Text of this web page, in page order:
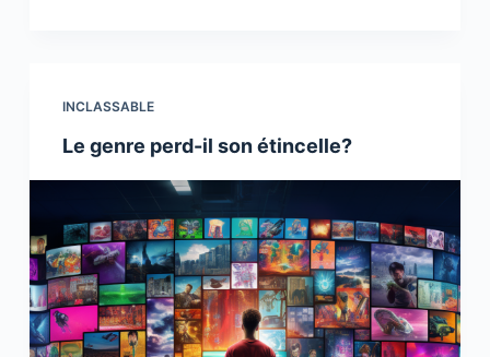
INCLASSABLE
Le genre perd-il son étincelle?